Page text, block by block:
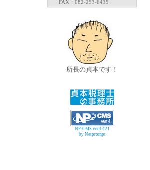
FAX：082-253-6435
所長の貞本です！
NP-CMS ver4.421
by Netprompt